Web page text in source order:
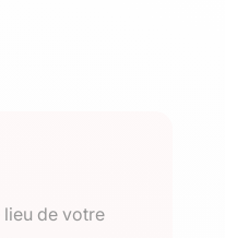
lieu de votre